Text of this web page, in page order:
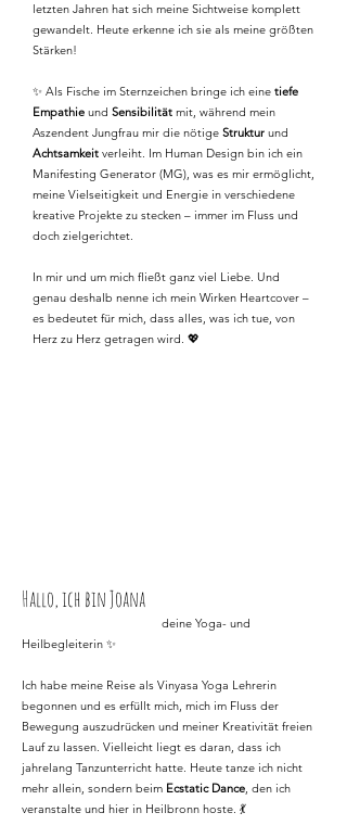
letzten Jahren hat sich meine Sichtweise komplett
gewandelt. Heute erkenne ich sie als meine größten
Stärken!
✨ Als Fische im Sternzeichen bringe ich eine tiefe
Empathie und Sensibilität mit, während mein
Aszendent Jungfrau mir die nötige Struktur und
Achtsamkeit verleiht. Im Human Design bin ich ein
Manifesting Generator (MG), was es mir ermöglicht,
meine Vielseitigkeit und Energie in verschiedene
kreative Projekte zu stecken – immer im Fluss und
doch zielgerichtet.
In mir und um mich fließt ganz viel Liebe. Und
genau deshalb nenne ich mein Wirken Heartcover –
es bedeutet für mich, dass alles, was ich tue, von
Herz zu Herz getragen wird. 💖
Hallo, ich bin Joana
deine Yoga- und
Heilbegleiterin ✨
Ich habe meine Reise als Vinyasa Yoga Lehrerin
begonnen und es erfüllt mich, mich im Fluss der
Bewegung auszudrücken und meiner Kreativität freien
Lauf zu lassen. Vielleicht liegt es daran, dass ich
jahrelang Tanzunterricht hatte. Heute tanze ich nicht
mehr allein, sondern beim Ecstatic Dance, den ich
veranstalte und hier in Heilbronn hoste. 💃